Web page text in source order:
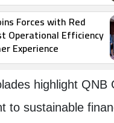
Forces with Red
Operational Efficiency
Experience
highlight QNB
to sustainable